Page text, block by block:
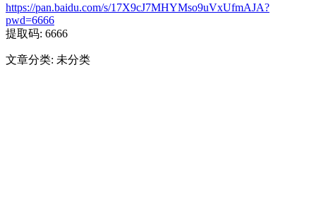
https://pan.baidu.com/s/17X9cJ7MHYMso9uVxUfmAJA?
pwd=6666
提取码: 6666
文章分类: 未分类